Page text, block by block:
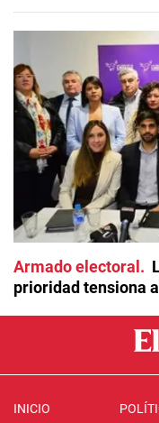
Armado electoral
prioridad tensiona
INICIO